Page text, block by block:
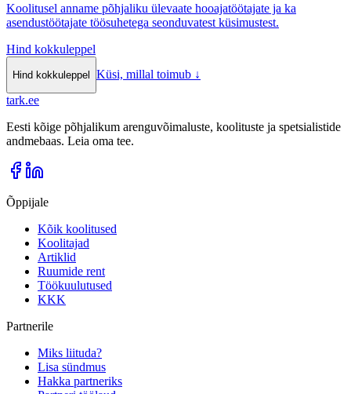
Koolitusel anname põhjaliku ülevaate hooajatöötajate ja ka
asendustöötajate töösuhetega seonduvatest küsimustest.
Hind kokkuleppel
Hind kokkuleppel Küsi, millal toimub ↓
tark.ee
Eesti kõige põhjalikum arenguvõimaluste, koolituste ja spetsialistide
andmebaas. Leia oma tee.
Õppijale
Kõik koolitused
Koolitajad
Artiklid
Ruumide rent
Töökuulutused
KKK
Partnerile
Miks liituda?
Lisa sündmus
Hakka partneriks